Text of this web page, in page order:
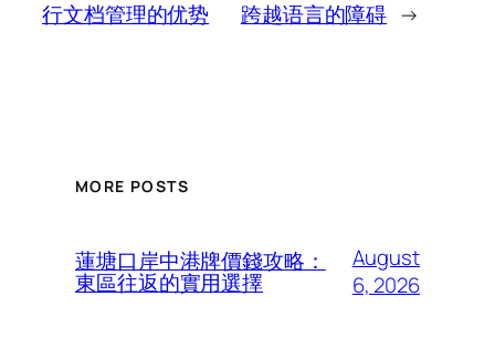
行文档管理的优势
跨越语言的障碍 →
MORE POSTS
蓮塘口岸中港牌價錢攻略：
東區往返的實用選擇
August
6, 2026